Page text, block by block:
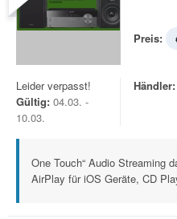
Preis:
Leider verpasst!
Gültig: 04.03. -
10.03.
Händler:
One Touch“ Audio Streaming
AirPlay für iOS Geräte, CD